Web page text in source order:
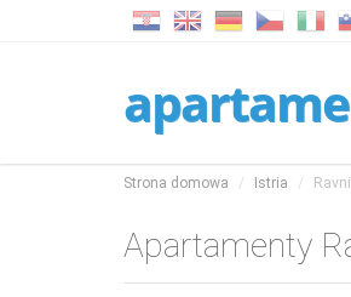
Strona domowa Istria Ravni
Apartamenty